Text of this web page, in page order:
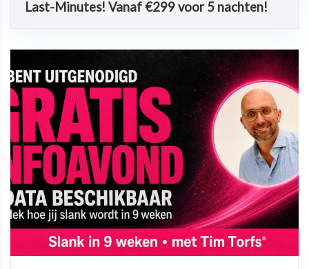
Last-Minutes! Vanaf €299 voor 5 nachten!